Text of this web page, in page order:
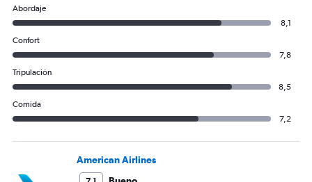
Abordaje
8,1
Confort
7,8
Tripulación
8,5
Comida
7,2
American Airlines